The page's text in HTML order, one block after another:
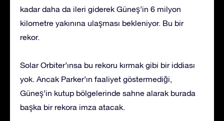
kadar daha da ileri giderek Güneş’in 6 milyon
kilometre yakınına ulaşması bekleniyor. Bu bir
rekor.
Solar Orbiter’ınsa bu rekoru kırmak gibi bir iddiası
yok. Ancak Parker’ın faaliyet göstermediği,
Güneş’in kutup bölgelerinde sahne alarak burada
başka bir rekora imza atacak.